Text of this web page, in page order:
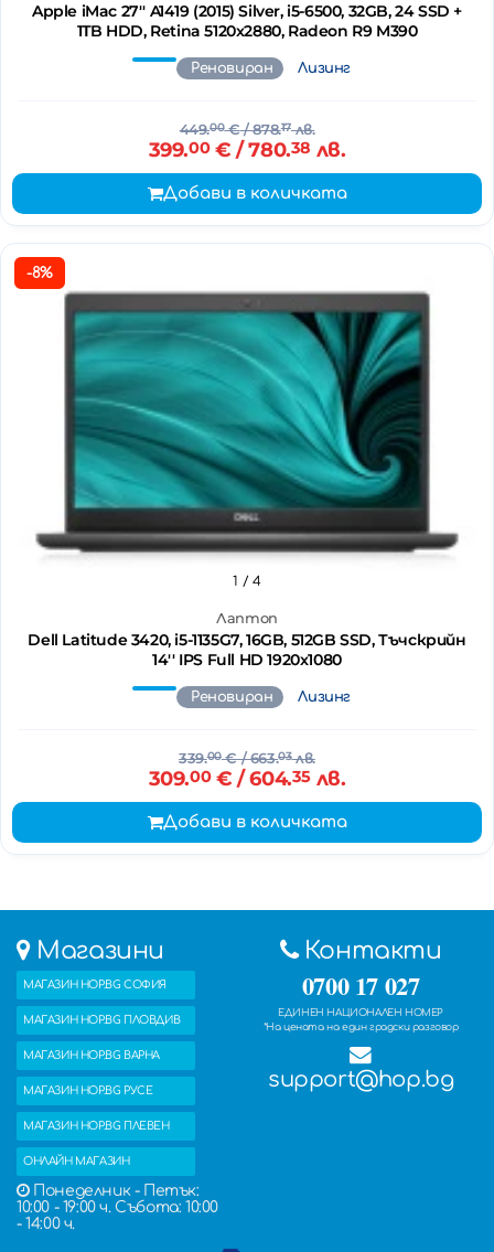
Apple iMac 27'' A1419 (2015) Silver, i5-6500, 32GB, 24 SSD +
1TB HDD, Retina 5120x2880, Radeon R9 M390
Реновиран Лизинг
449.00€/ 878.17лв.
399.00€ / 780.38 лв.
Добави в количката
-8%
Лаптоп
Dell Latitude 3420, i5-1135G7, 16GB, 512GB SSD, Тъчскрийн
14'' IPS Full HD 1920x1080
1 / 4
Реновиран Лизинг
339.00€/ 663.03лв.
309.00€ / 604.35лв.
Добави в количката
Магазини
МАГАЗИН HOP.BG СОФИЯ
МАГАЗИН HOP.BG ПЛОВДИВ
МАГАЗИН HOP.BG ВАРНА
МАГАЗИН HOP.BG РУСЕ
МАГАЗИН HOP.BG ПЛЕВЕН
ОНЛАЙН МАГАЗИН
Понеделник - Петък:
10:00 - 19:00 ч. Събота: 10:00
- 14:00 ч.
Контакти
0700 17 027
ЕДИНЕН НАЦИОНАЛЕН НОМЕР
*На цената на един градски разговор
support@hop.bg